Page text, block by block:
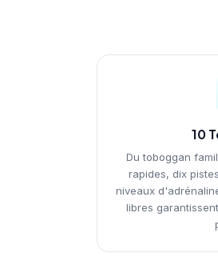
10
Du toboggan
rapides, dix
niveaux
libres